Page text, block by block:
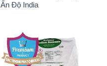
Ấn Độ India